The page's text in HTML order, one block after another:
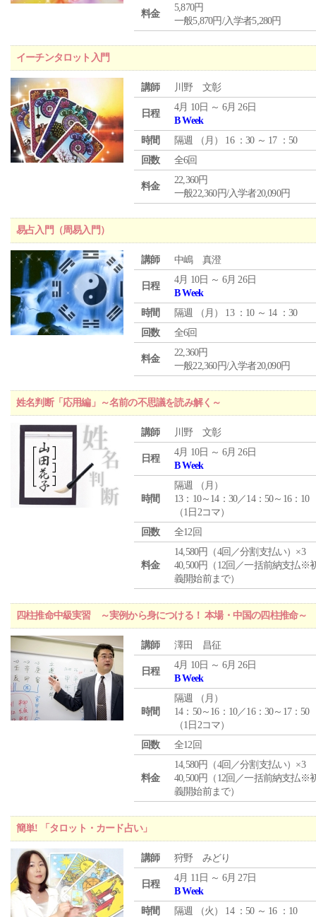
料金
5,870円
一般5,870円/入学者5,280円
イーチンタロット入門
講師 川野 文彰
日程
4月 10日 ～ 6月 26日
B Week
時間
隔週 （ 月 ） 16 ：30 ～ 17 ：50
回数
全6回
料金
22,360円
一般22,360円/入学者20,090円
易占入門（周易入門）
講師 中嶋 真澄
日程
4月 10日 ～ 6月 26日
B Week
時間
隔週 （ 月 ） 13 ：10 ～ 14 ：30
回数
全6回
料金
22,360円
一般22,360円/入学者20,090円
姓名判断「応用編」～名前の不思議を読み解く～
講師 川野 文彰
日程
4月 10日 ～ 6月 26日
B Week
時間
隔週 （ 月 ）
13：10～14：30／14：50～16：10
（1日2コマ）
回数
全12回
料金
14,580円（4回／分割支払い）×3
40,500円（12回／一括前納支払※
義開始前まで）
四柱推命中級実習 ～実例から身につける！ 本場・中国の四柱推命～
講師 澤田 昌征
日程
4月 10日 ～ 6月 26日
B Week
時間
隔週 （ 月 ）
14：50～16：10／16：30～17：50
（1日2コマ）
回数
全12回
料金
14,580円（4回／分割支払い）×3
40,500円（12回／一括前納支払※
義開始前まで）
簡単! 「タロット・カード占い」
講師 狩野 みどり
日程
4月 11日 ～ 6月 27日
B Week
時間
隔週 （火 ） 14 ：50 ～ 16 ：10